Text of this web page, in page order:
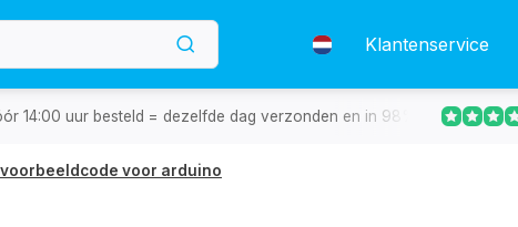
Klantenservice
14:00 uur besteld = dezelfde dag verzonden en in 98% van de
voor arduino